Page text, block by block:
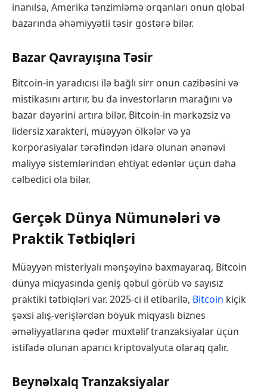
inanılsa, Amerika tənzimləmə orqanları onun qlobal
bazarında əhəmiyyətli təsir göstərə bilər.
Bazar Qavrayışına Təsir
Bitcoin-in yaradıcısı ilə bağlı sirr onun cazibəsini və
mistikasını artırır, bu da investorların marağını və
bazar dəyərini artıra bilər. Bitcoin-in mərkəzsiz və
lidersiz xarakteri, müəyyən ölkələr və ya
korporasiyalar tərəfindən idarə olunan ənənəvi
maliyyə sistemlərindən ehtiyat edənlər üçün daha
cəlbedici ola bilər.
Gerçək Dünya Nümunələri və
Praktik Tətbiqləri
Müəyyən misteriyalı mənşəyinə baxmayaraq, Bitcoin
dünya miqyasında geniş qəbul görüb və sayısız
praktiki tətbiqləri var. 2025-ci il etibarilə, Bitcoin kiçik
şəxsi alış-verişlərdən böyük miqyaslı biznes
əməliyyatlarına qədər müxtəlif tranzaksiyalar üçün
istifadə olunan aparıcı kriptovalyuta olaraq qalır.
Beynəlxalq Tranzaksiyalar